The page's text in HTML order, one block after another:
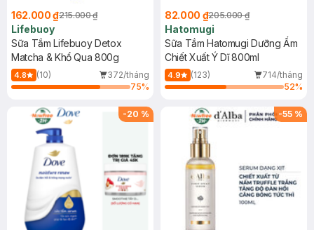
162.000 ₫215.000 ₫
Lifebuoy
Sữa Tắm Lifebuoy Detox
Matcha & Khổ Qua 800g
4.8 (10)
372/tháng
75%
82.000 ₫205.000 ₫
Hatomugi
Sữa Tắm Hatomugi Dưỡng Ẩm
Chiết Xuất Ý Dĩ 800ml
4.9 (123)
714/tháng
52%
-20 % -55 %